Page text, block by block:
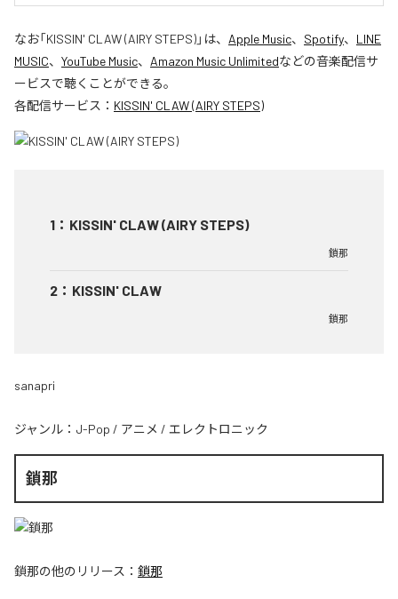
なお「KISSIN' CLAW (AIRY STEPS)」は、 Apple Music、 Spotify、 LINE
MUSIC、 YouTube Music、 Amazon Music Unlimitedなどの音楽配信サ
ービスで聴くことができる。
各配信サービス： KISSIN' CLAW (AIRY STEPS)
1 ： KISSIN' CLAW (AIRY STEPS)
鎖那
2 ： KISSIN' CLAW
鎖那
sanapri
ジャンル： J-Pop / アニメ / エレクトロニック
鎖那
鎖那の他のリリース： 鎖那